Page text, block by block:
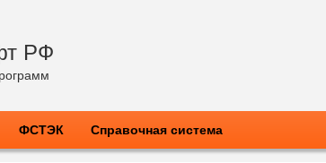
РФ
ФСТЭК Справочная система